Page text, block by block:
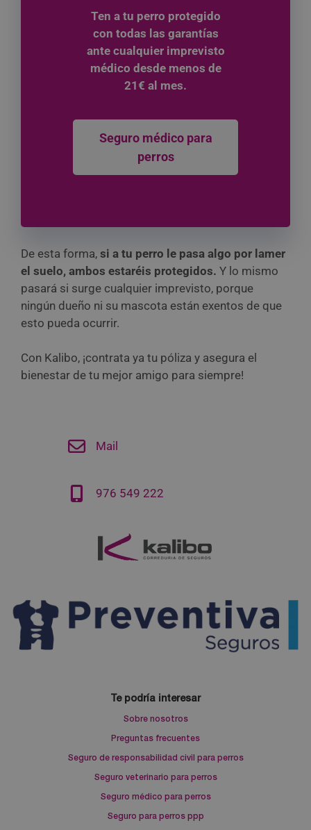
Ten a tu perro protegido
con todas las garantías
ante cualquier imprevisto
médico desde menos de
21€ al mes.
Seguro médico para
perros
De esta forma, si a tu perro le pasa algo por lamer
el suelo, ambos estaréis protegidos. Y lo mismo
pasará si surge cualquier imprevisto, porque
ningún dueño ni su mascota están exentos de que
esto pueda ocurrir.
Con Kalibo, ¡contrata ya tu póliza y asegura el
bienestar de tu mejor amigo para siempre!
Mail
976 549 222
Te podría interesar
Sobre nosotros
Preguntas frecuentes
Seguro de responsabilidad civil para perros
Seguro veterinario para perros
Seguro médico para perros
Seguro para perros ppp